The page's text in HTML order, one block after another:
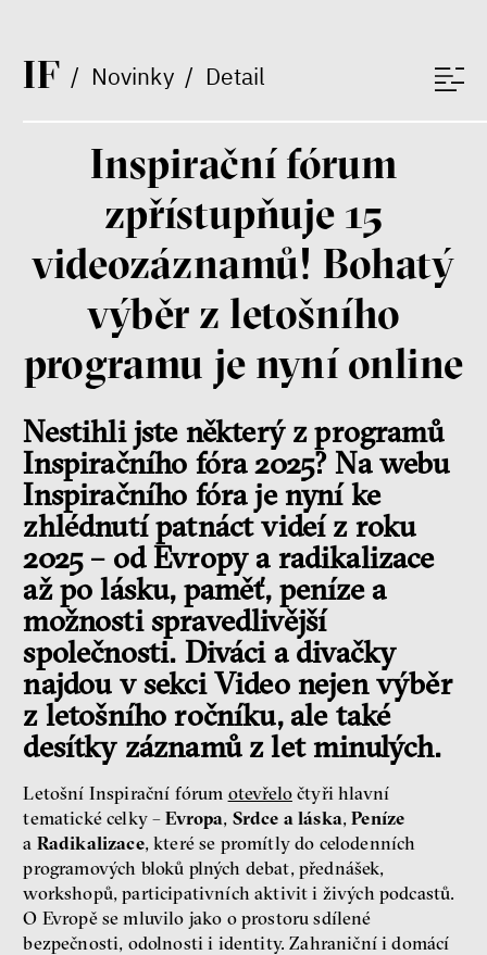
IF/ Novinky/ Detail
Inspirační fórum
zpřístupňuje 15
videozáznamů! Bohatý
výběr z letošního
programu je nyní online
Nestihli jste některý z programů
Inspiračního fóra 2025? Na webu
Inspiračního fóra je nyní ke
zhlédnutí patnáct videí z roku
2025 – od Evropy a radikalizace
až po lásku, paměť, peníze a
možnosti spravedlivější
společnosti. Diváci a divačky
najdou v sekci Video nejen výběr
z letošního ročníku, ale také
desítky záznamů z let minulých.
Letošní Inspirační fórum otevřeločtyři hlavní
tematické celky –Evropa, Srdce a láska,Peníze
a Radikalizace, které se promítly do celodenních
programových bloků plných debat, přednášek,
workshopů, participativních aktivit i živých podcastů.
O Evropě se mluvilo jako o prostoru sdílené
bezpečnosti, odolnosti i identity. Zahraniční i domácí